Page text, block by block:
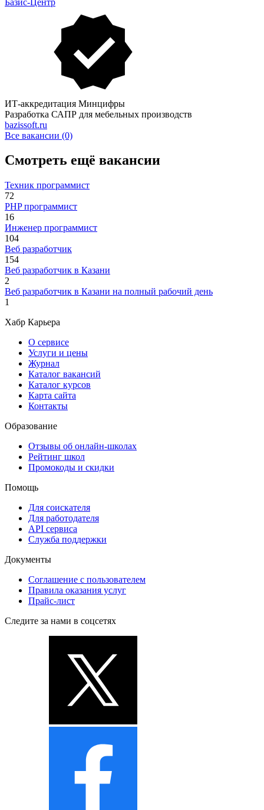
ИТ-аккредитация Минцифры
Разработка САПР для мебельных производств
bazissoft.ru
Все вакансии (0)
Смотреть ещё вакансии
Техник программист
72
PHP программист
16
Инженер программист
104
Веб разработчик
154
Веб разработчик в Казани
2
Веб разработчик в Казани на полный рабочий день
1
Хабр Карьера
О сервисе
Услуги и цены
Журнал
Каталог вакансий
Каталог курсов
Карта сайта
Контакты
Образование
Отзывы об онлайн-школах
Рейтинг школ
Промокоды и скидки
Помощь
Для соискателя
Для работодателя
API сервиса
Служба поддержки
Документы
Соглашение с пользователем
Правила оказания услуг
Прайс-лист
Следите за нами в соцсетях